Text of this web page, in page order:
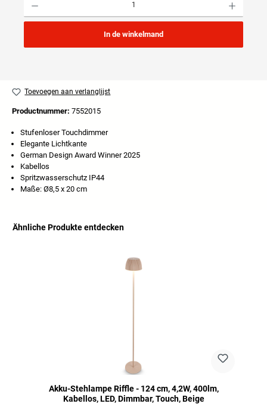
In de winkelmand
Toevoegen aan verlanglijst
Productnummer: 7552015
Stufenloser Touchdimmer
Elegante Lichtkante
German Design Award Winner 2025
Kabellos
Spritzwasserschutz IP44
Maße: Ø8,5 x 20 cm
Ähnliche Produkte entdecken
Akku-Stehlampe Riffle - 124 cm, 4,2W, 400lm,
Kabellos, LED, Dimmbar, Touch, Beige